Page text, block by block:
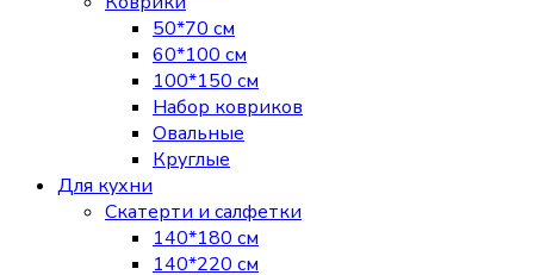
50*70 см
60*100 см
100*150 см
Набор ковриков
Овальные
Круглые
Для кухни
Скатерти и салфетки
140*180 см
140*220 см